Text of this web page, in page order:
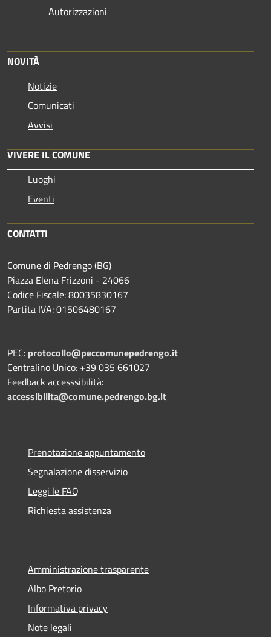
Autorizzazioni
NOVITÀ
Notizie
Comunicati
Avvisi
VIVERE IL COMUNE
Luoghi
Eventi
CONTATTI
Comune di Pedrengo (BG)
Piazza Elena Frizzoni - 24066
Codice Fiscale: 80035830167
Partita IVA: 01506480167
PEC: protocollo@peccomunepedrengo.it
Centralino Unico: +39 035 661027
Feedback accesssibilità:
accessibilita@comune.pedrengo.bg.it
Prenotazione appuntamento
Segnalazione disservizio
Leggi le FAQ
Richiesta assistenza
Amministrazione trasparente
Albo Pretorio
Informativa privacy
Note legali